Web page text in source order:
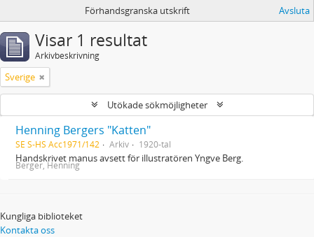
Förhandsgranska utskrift Avsluta
Visar 1 resultat
Arkivbeskrivning
Sverige
Utökade sökmöjligheter
Henning Bergers "Katten"
SE S-HS Acc1971/142 Arkiv 1920-tal
Handskrivet manus avsett för illustratören Yngve Berg.
Berger, Henning
Kungliga biblioteket
Kontakta oss